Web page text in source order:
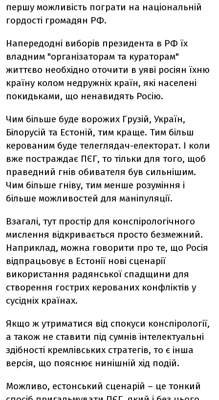
першу можливість пограти на національній
гордості громадян РФ.
Напередодні виборів президента в РФ їх
владним "організаторам та кураторам"
життєво необхідно оточити в уяві росіян їхню
країну колом недружніх країн, які населені
покидьками, що ненавидять Росію.
Чим більше буде ворожих Грузій, Україн,
Білорусій та Естоній, тим краще. Тим більш
керованим буде телеглядач-електорат. І коли
вже постраждає ПЄГ, то тільки для того, щоб
праведний гнів обивателя був сильнішим.
Чим більше гніву, тим менше розуміння і
більше можливостей для маніпуляції.
Взагалі, тут простір для конспірологічного
мислення відкривається просто безмежний.
Наприклад, можна говорити про те, що Росія
відпрацьовує в Естонії нові сценарії
використання радянської спадщини для
створення гострих керованих конфліктів у
сусідніх країнах.
Якщо ж утриматися від спокуси конспірології,
а також не ставити під сумнів інтелектуальні
здібності кремлівських стратегів, то є інша
версія, що пояснює нинішній хід подій.
Можливо, естонський сценарій – це тонкий